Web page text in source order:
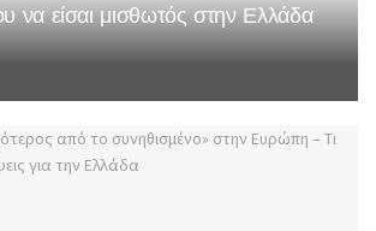
να είσαι μισθωτός στην Ελλάδα